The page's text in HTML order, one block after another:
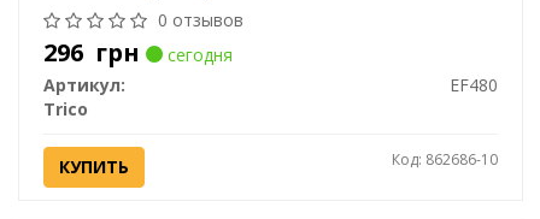
0 отзывов
296 грн
сегодня
Артикул:
EF480
Trico
КУПИТЬ Код: 862686-10